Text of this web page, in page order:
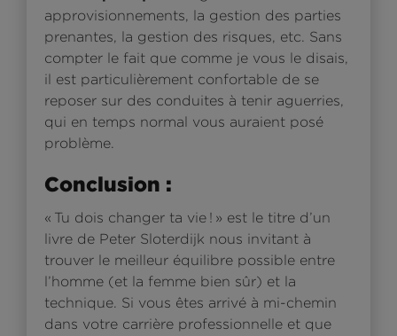
approvisionnements, la gestion des parties
prenantes, la gestion des risques, etc. Sans
compter le fait que comme je vous le disais,
il est particulièrement confortable de se
reposer sur des conduites à tenir aguerries,
qui en temps normal vous auraient posé
problème.
Conclusion :
« Tu dois changer ta vie ! » est le titre d’un
livre de Peter Sloterdijk nous invitant à
trouver le meilleur équilibre possible entre
l’homme (et la femme bien sûr) et la
technique. Si vous êtes arrivé à mi-chemin
dans votre carrière professionnelle et que